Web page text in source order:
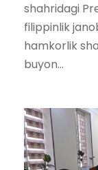
shahridagi
filippinlik
hamkorlik
buyon...